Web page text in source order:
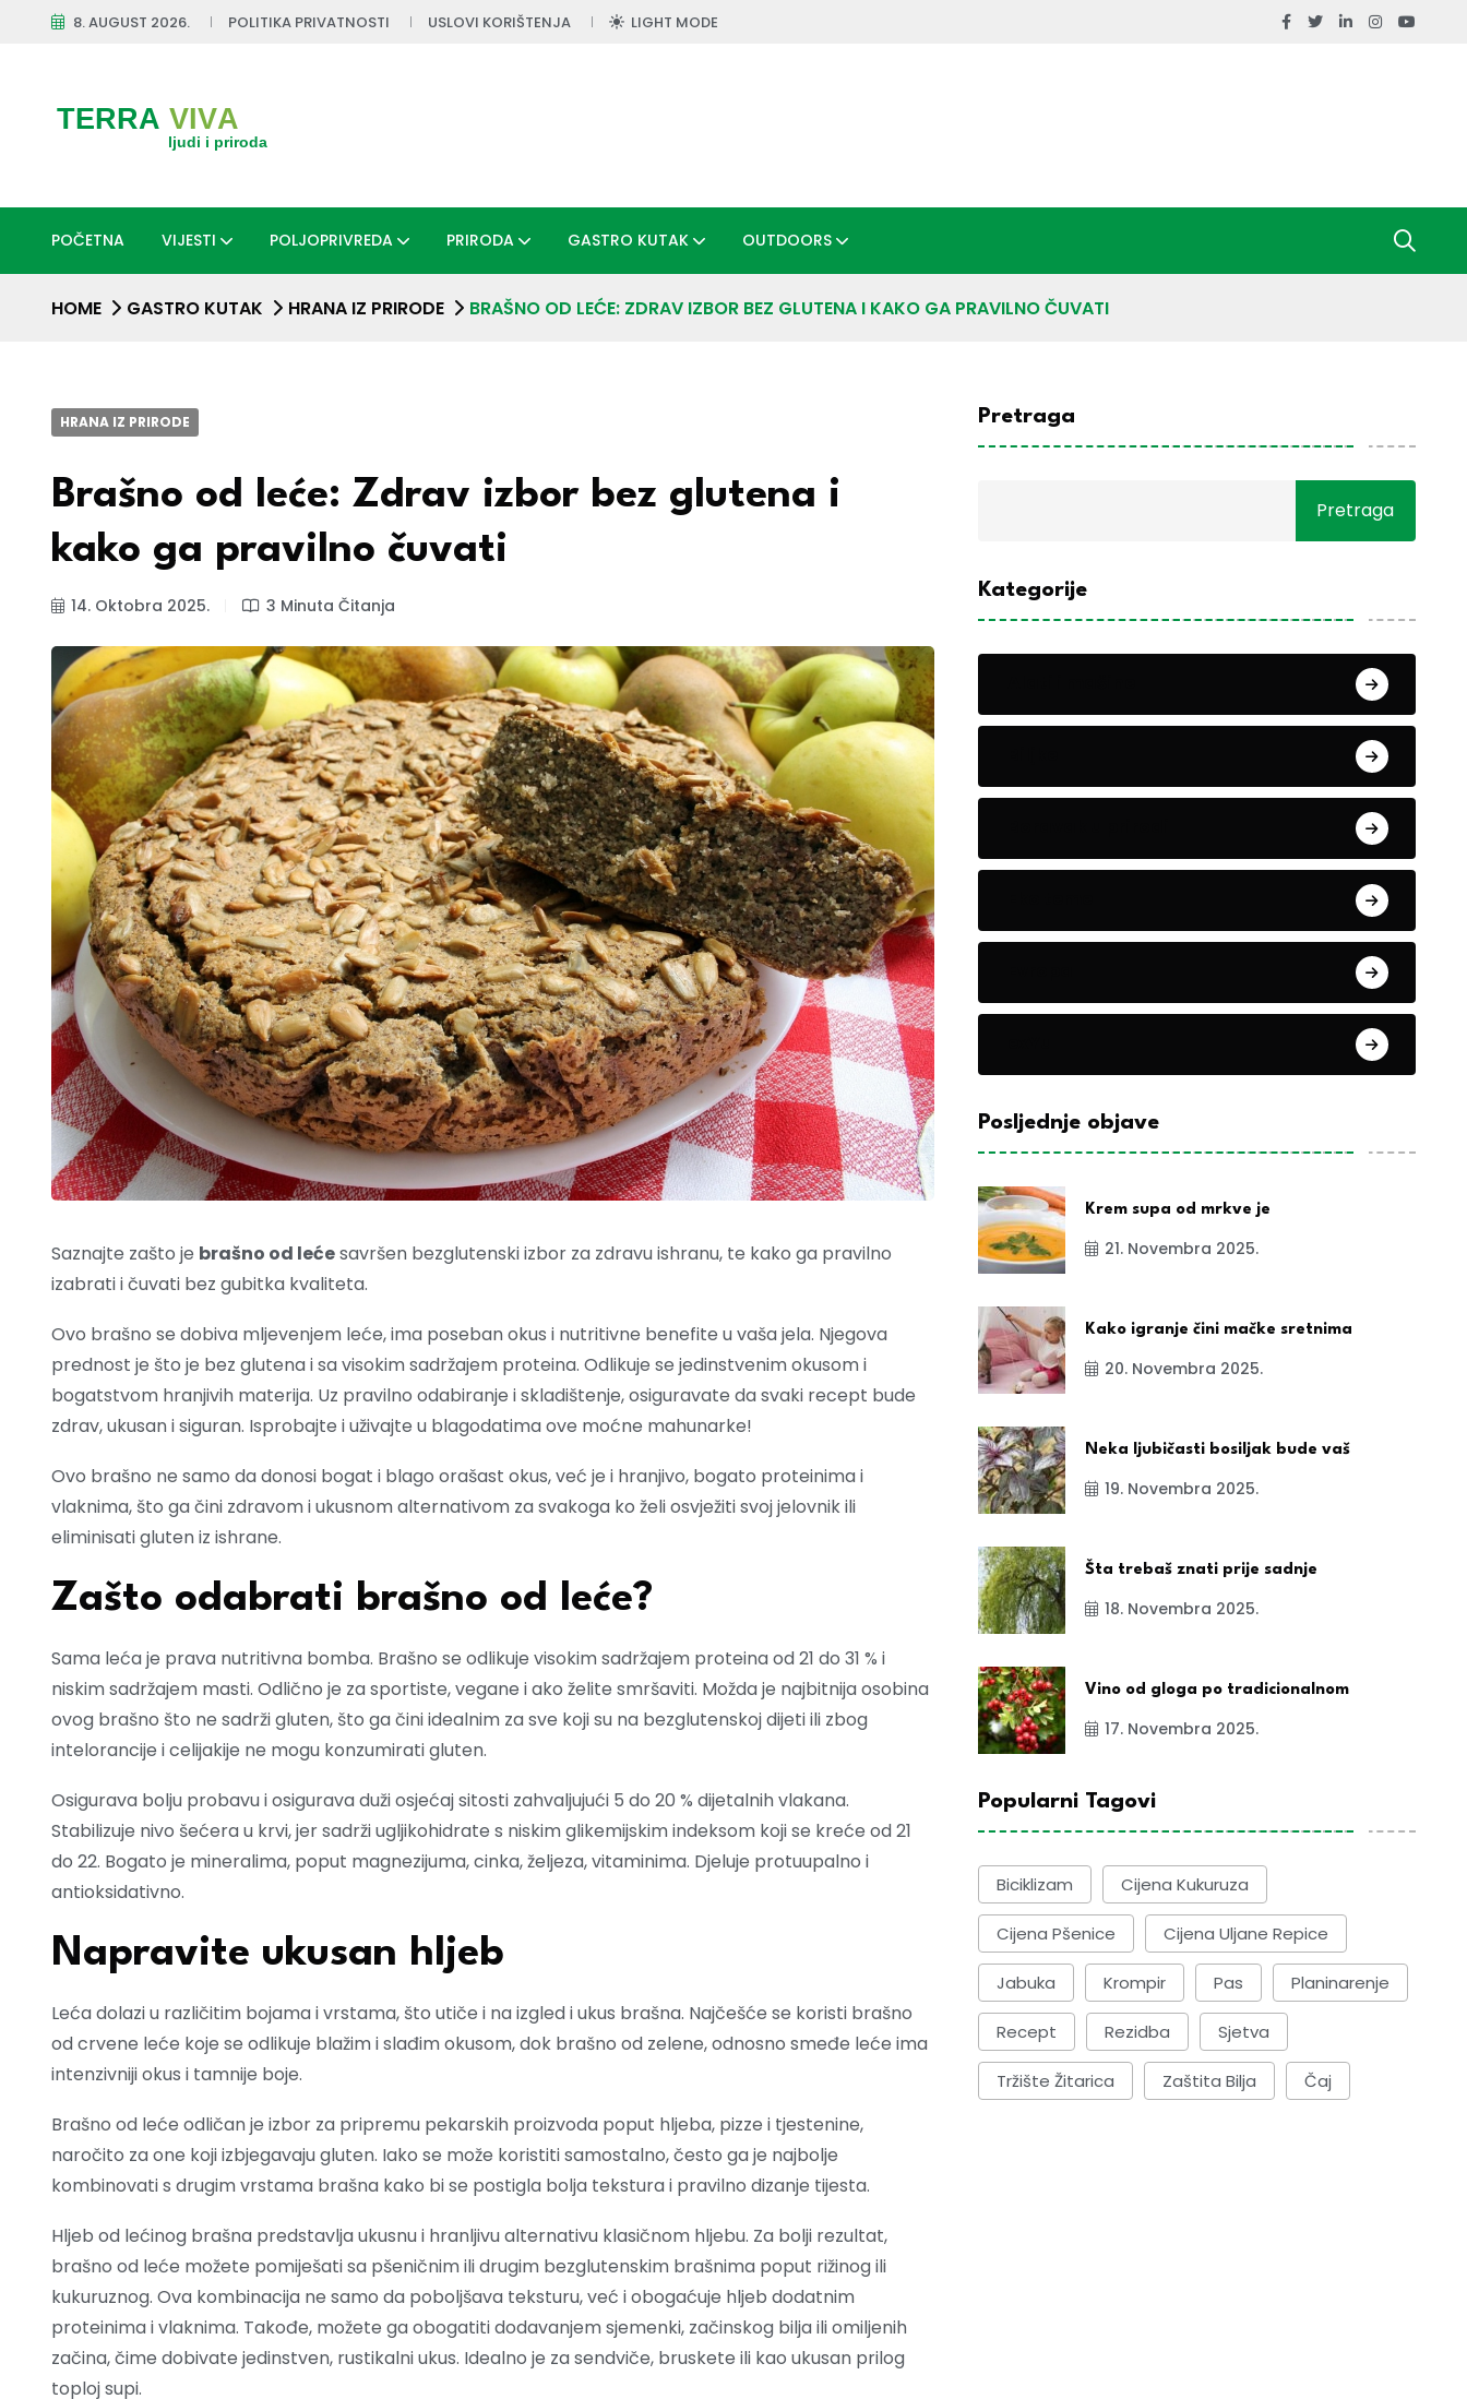
8. AUGUST 2026. POLITIKA PRIVATNOSTI USLOVI KORIŠTENJA LIGHT MODE
POČETNA VIJESTI POLJOPRIVREDA PRIRODA GASTRO KUTAK OUTDOORS
HOME GASTRO KUTAK HRANA IZ PRIRODE BRAŠNO OD LEĆE: ZDRAV IZBOR BEZ GLUTENA I KAKO GA PRAVILNO ČUVATI
HRANA IZ PRIRODE
Brašno od leće: Zdrav izbor bez glutena i
kako ga pravilno čuvati
14. Oktobra 2025. 3 Minuta Čitanja
Saznajte zašto je brašno od lećesavršen bezglutenski izbor za zdravu ishranu, te kako ga pravilno
izabrati i čuvati bez gubitka kvaliteta.
Ovo brašno se dobiva mljevenjem leće, ima poseban okus i nutritivne benefite u vaša jela. Njegova
prednost je što je bez glutena i sa visokim sadržajem proteina. Odlikuje se jedinstvenim okusom i
bogatstvom hranjivih materija. Uz pravilno odabiranje i skladištenje, osiguravate da svaki recept bude
zdrav, ukusan i siguran. Isprobajte i uživajte u blagodatima ove moćne mahunarke!
Ovo brašno ne samo da donosi bogat i blago orašast okus, već je i hranjivo, bogato proteinima i
vlaknima, što ga čini zdravom i ukusnom alternativom za svakoga ko želi osvježiti svoj jelovnik ili
eliminisati gluten iz ishrane.
Zašto odabrati brašno od leće?
Sama leća je prava nutritivna bomba. Brašno se odlikuje visokim sadržajem proteina od 21 do 31 % i
niskim sadržajem masti. Odlično je za sportiste, vegane i ako želite smršaviti. Možda je najbitnija osobina
ovog brašno što ne sadrži gluten, što ga čini idealnim za sve koji su na bezglutenskoj dijeti ili zbog
intelorancije i celijakije ne mogu konzumirati gluten.
Osigurava bolju probavu i osigurava duži osjećaj sitosti zahvaljujući 5 do 20 % dijetalnih vlakana.
Stabilizuje nivo šećera u krvi, jer sadrži ugljikohidrate s niskim glikemijskim indeksom koji se kreće od 21
do 22. Bogato je mineralima, poput magnezijuma, cinka, željeza, vitaminima. Djeluje protuupalno i
antioksidativno.
Napravite ukusan hljeb
Leća dolazi u različitim bojama i vrstama, što utiče i na izgled i ukus brašna. Najčešće se koristi brašno
od crvene leće koje se odlikuje blažim i slađim okusom, dok brašno od zelene, odnosno smeđe leće ima
intenzivniji okus i tamnije boje.
Brašno od leće odličan je izbor za pripremu pekarskih proizvoda poput hljeba, pizze i tjestenine,
naročito za one koji izbjegavaju gluten. Iako se može koristiti samostalno, često ga je najbolje
kombinovati s drugim vrstama brašna kako bi se postigla bolja tekstura i pravilno dizanje tijesta.
Hljeb od lećinog brašna predstavlja ukusnu i hranljivu alternativu klasičnom hljebu. Za bolji rezultat,
brašno od leće možete pomiješati sa pšeničnim ili drugim bezglutenskim brašnima poput rižinog ili
kukuruznog. Ova kombinacija ne samo da poboljšava teksturu, već i obogaćuje hljeb dodatnim
proteinima i vlaknima. Takođe, možete ga obogatiti dodavanjem sjemenki, začinskog bilja ili omiljenih
začina, čime dobivate jedinstven, rustikalni ukus. Idealno je za sendviče, bruskete ili kao ukusan prilog
toploj supi.
Pretraga
Pretraga
Kategorije
Posljednje objave
Krem supa od mrkve je
21. Novembra 2025.
Kako igranje čini mačke sretnima
20. Novembra 2025.
Neka ljubičasti bosiljak bude vaš
19. Novembra 2025.
Šta trebaš znati prije sadnje
18. Novembra 2025.
Vino od gloga po tradicionalnom
17. Novembra 2025.
Popularni Tagovi
Biciklizam Cijena Kukuruza
Cijena Pšenice Cijena Uljane Repice
Jabuka Krompir Pas Planinarenje
Recept Rezidba Sjetva
Tržište Žitarica Zaštita Bilja Čaj